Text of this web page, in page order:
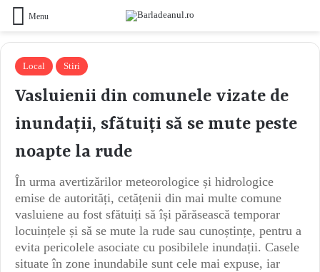
Menu
Local Stiri
Vasluienii din comunele vizate de
inundații, sfătuiți să se mute peste
noapte la rude
În urma avertizărilor meteorologice și hidrologice
emise de autorități, cetățenii din mai multe comune
vasluiene au fost sfătuiți să își părăsească temporar
locuințele și să se mute la rude sau cunoștințe, pentru a
evita pericolele asociate cu posibilele inundații. Casele
situate în zone inundabile sunt cele mai expuse, iar